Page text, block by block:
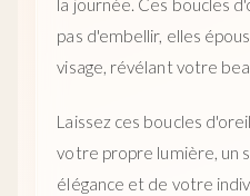
la journée. Ces boucles
pas d'embellir, elles
visage, révélant votre
Laissez ces boucles
votre propre lumière, un
élégance et de votre